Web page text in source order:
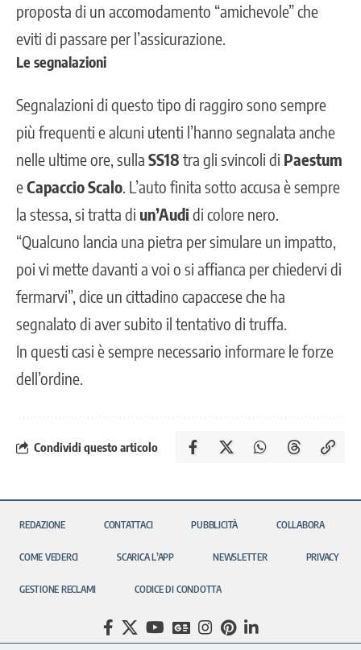
proposta di un accomodamento “amichevole” che
eviti di passare per l’assicurazione.
Le segnalazioni
Segnalazioni di questo tipo di raggiro sono sempre
più frequenti e alcuni utenti l’hanno segnalata anche
nelle ultime ore, sulla SS18 tra gli svincoli di Paestum
eCapaccio Scalo. L’auto finita sotto accusa è sempre
la stessa, si tratta di un’Audidi colore nero.
“Qualcuno lancia una pietra per simulare un impatto,
poi vi mette davanti a voi o si affianca per chiedervi di
fermarvi”, dice un cittadino capaccese che ha
segnalato di aver subito il tentativo di truffa.
In questi casi è sempre necessario informare le forze
dell’ordine.
Condividi questo articolo
REDAZIONE CONTATTACI PUBBLICITÀ COLLABORA
COME VEDERCI SCARICA L’APP NEWSLETTER PRIVACY
GESTIONE RECLAMI CODICE DI CONDOTTA